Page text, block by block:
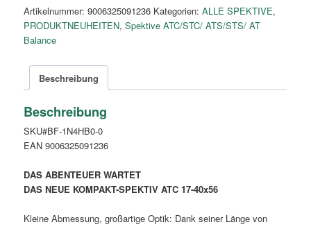
green
Menge
Artikelnummer:9006325091236 Kategorien:ALLE SPEKTIVE,
PRODUKTNEUHEITEN,Spektive ATC/STC/ ATS/STS/ AT
Balance
Beschreibung
Beschreibung
SKU#BF-1N4HB0-0
EAN 9006325091236
DAS ABENTEUER WARTET
DAS NEUE KOMPAKT-SPEKTIV ATC 17-40x56
Kleine Abmessung, großartige Optik: Dank seiner Länge von